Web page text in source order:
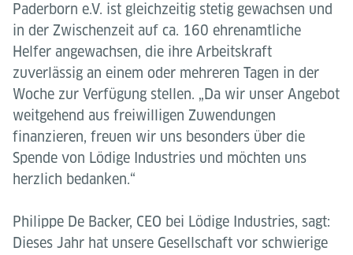
Paderborn e.V. ist gleichzeitig stetig gewachsen und
in der Zwischenzeit auf ca. 160 ehrenamtliche
Helfer angewachsen, die ihre Arbeitskraft
zuverlässig an einem oder mehreren Tagen in der
Woche zur Verfügung stellen. „Da wir unser Angebot
weitgehend aus freiwilligen Zuwendungen
finanzieren, freuen wir uns besonders über die
Spende von Lödige Industries und möchten uns
herzlich bedanken.“
Philippe De Backer, CEO bei Lödige Industries, sagt:
Dieses Jahr hat unsere Gesellschaft vor schwierige